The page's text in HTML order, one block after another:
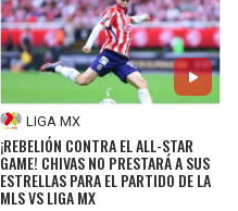
LIGA MX
¡REBELIÓN CONTRA EL ALL-STAR
GAME! CHIVAS NO PRESTARÁ A SUS
ESTRELLAS PARA EL PARTIDO DE LA
MLS VS LIGA MX